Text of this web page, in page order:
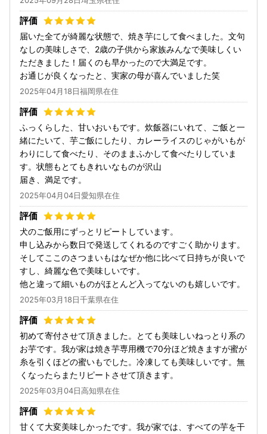
届いた全てが綺麗な状態で、焼き芋にして食べました。文句
なしの美味しさで、2歳の子供から家族みんなで美味しくい
ただきました！届くのも早かったので大満足です。
お通じが良くなったと、実家の母が喜んでいました笑
2025年04月18日福岡県在住
ふっくらした、甘いおいもです。炊飯器にいれて、ご飯と一
緒にたいて、芋ご飯にしたり、カレーライスのじゃがいもが
わりにして食べたり、そのままふかして食べたりしていま
す。状態もとてもきれいなものが沢山
届き、満足です。
2025年04月04日愛知県在住
犬のご飯用にずっとリピートしています。
申し込みから数日で発送してくれるのですごく助かります。
そしてここのさつまいもはなぜか他に比べて日持ちが良いで
すし、綺麗な色で美味しいです。
他と違って細いものがほとんど入ってないのも嬉しいです。
2025年03月18日千葉県在住
初めて寄付させて頂きました。とても美味しいねっとり系の
お芋です。我が家は焼き芋専用機で70分ほど焼きますが蜜が
糸を引くほどの蜜いもでした。冷凍しても美味しいです。無
くなったらまたリピートさせて頂きます。
2025年03月04日高知県在住
甘くて大変美味しかったです。我が家では、すべての芋を干